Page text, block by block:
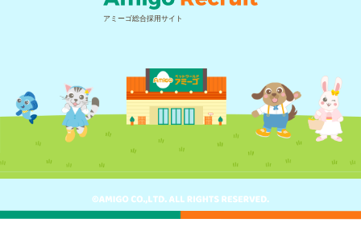
アミーゴ総合採用サイト